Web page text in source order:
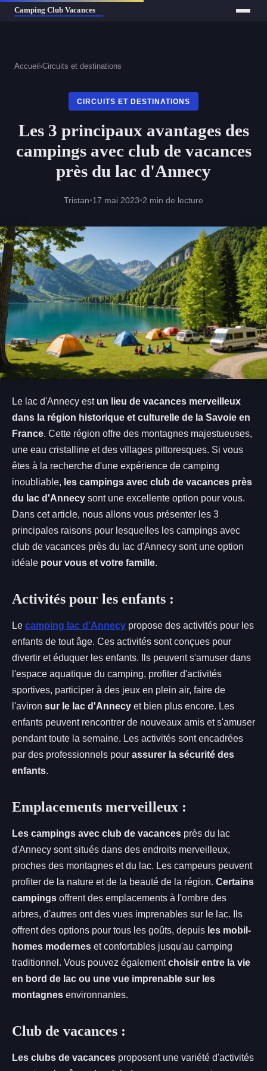
Accueil ›Circuits et destinations
CIRCUITS ET DESTINATIONS
Les 3 principaux avantages des
campings avec club de vacances
près du lac d'Annecy
Tristan•17 mai 2023•2 min de lecture
Le lac d'Annecy est un lieu de vacances merveilleux
dans la région historique et culturelle de la Savoie en
France. Cette région offre des montagnes majestueuses,
une eau cristalline et des villages pittoresques. Si vous
êtes à la recherche d'une expérience de camping
inoubliable, les campings avec club de vacances près
du lac d'Annecy sont une excellente option pour vous.
Dans cet article, nous allons vous présenter les 3
principales raisons pour lesquelles les campings avec
club de vacances près du lac d'Annecy sont une option
idéale pour vous et votre famille.
Activités pour les enfants :
Le camping lac d'Annecy propose des activités pour les
enfants de tout âge. Ces activités sont conçues pour
divertir et éduquer les enfants. Ils peuvent s'amuser dans
l'espace aquatique du camping, profiter d'activités
sportives, participer à des jeux en plein air, faire de
l'aviron sur le lac d'Annecy et bien plus encore. Les
enfants peuvent rencontrer de nouveaux amis et s'amuser
pendant toute la semaine. Les activités sont encadrées
par des professionnels pour assurer la sécurité des
enfants.
Emplacements merveilleux :
Les campings avec club de vacances près du lac
d'Annecy sont situés dans des endroits merveilleux,
proches des montagnes et du lac. Les campeurs peuvent
profiter de la nature et de la beauté de la région. Certains
campings offrent des emplacements à l'ombre des
arbres, d'autres ont des vues imprenables sur le lac. Ils
offrent des options pour tous les goûts, depuis les mobil-
homes modernes et confortables jusqu'au camping
traditionnel. Vous pouvez égalementchoisir entre la vie
en bord de lac ou une vue imprenable sur les
montagnes environnantes.
Club de vacances :
Les clubs de vacances proposent une variété d'activités